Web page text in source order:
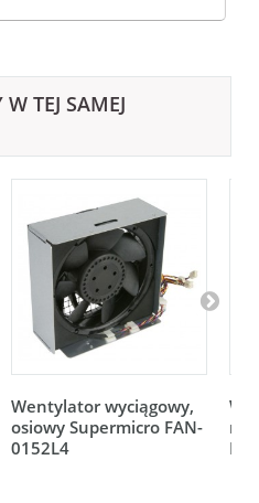
TEJ SAMEJ
Wentylator wyciągowy,
osiowy Supermicro FAN-
0152L4